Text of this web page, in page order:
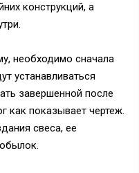
конструкций, а
необходимо сначала
устанавливаться
завершенной после
как показывает чертеж.
свеса, ее